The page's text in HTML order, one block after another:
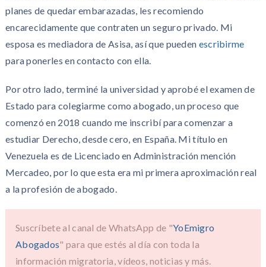
planes de quedar embarazadas, les recomiendo
encarecidamente que contraten un seguro privado. Mi
esposa es mediadora de Asisa, así que pueden escribirme
para ponerles en contacto con ella.
Por otro lado, terminé la universidad y aprobé el examen de
Estado para colegiarme como abogado, un proceso que
comenzó en 2018 cuando me inscribí para comenzar a
estudiar Derecho, desde cero, en España. Mi título en
Venezuela es de Licenciado en Administración mención
Mercadeo, por lo que esta era mi primera aproximación real
a la profesión de abogado.
Suscríbete al canal de WhatsApp de "YoEmigro
Abogados" para que estés al día con toda la
información migratoria, vídeos, noticias y más.